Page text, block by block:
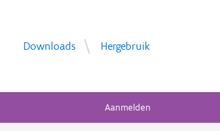
Downloads Hergebruik
Aanmelden